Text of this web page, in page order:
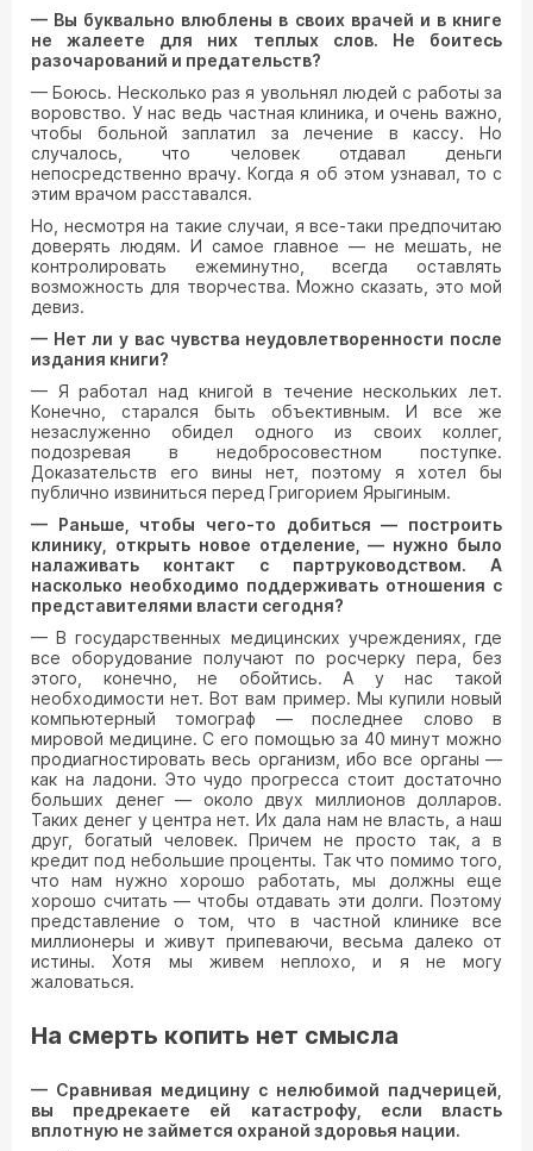
— Вы буквально влюблены в своих врачей и в книге
не жалеете для них теплых слов. Не боитесь
разочарований и предательств?
— Боюсь. Несколько раз я увольнял людей с работы за
воровство. У нас ведь частная клиника, и очень важно,
чтобы больной заплатил за лечение в кассу. Но
случалось, что человек отдавал деньги
непосредственно врачу. Когда я об этом узнавал, то с
этим врачом расставался.
Но, несмотря на такие случаи, я все-таки предпочитаю
доверять людям. И самое главное — не мешать, не
контролировать ежеминутно, всегда оставлять
возможность для творчества. Можно сказать, это мой
девиз.
— Нет ли у вас чувства неудовлетворенности после
издания книги?
— Я работал над книгой в течение нескольких лет.
Конечно, старался быть объективным. И все же
незаслуженно обидел одного из своих коллег,
подозревая в недобросовестном поступке.
Доказательств его вины нет, поэтому я хотел бы
публично извиниться перед Григорием Ярыгиным.
— Раньше, чтобы чего-то добиться — построить
клинику, открыть новое отделение, — нужно было
налаживать контакт с партруководством. А
насколько необходимо поддерживать отношения с
представителями власти сегодня?
— В государственных медицинских учреждениях, где
все оборудование получают по росчерку пера, без
этого, конечно, не обойтись. А у нас такой
необходимости нет. Вот вам пример. Мы купили новый
компьютерный томограф — последнее слово в
мировой медицине. С его помощью за 40 минут можно
продиагностировать весь организм, ибо все органы —
как на ладони. Это чудо прогресса стоит достаточно
больших денег — около двух миллионов долларов.
Таких денег у центра нет. Их дала нам не власть, а наш
друг, богатый человек. Причем не просто так, а в
кредит под небольшие проценты. Так что помимо того,
что нам нужно хорошо работать, мы должны еще
хорошо считать — чтобы отдавать эти долги. Поэтому
представление о том, что в частной клинике все
миллионеры и живут припеваючи, весьма далеко от
истины. Хотя мы живем неплохо, и я не могу
жаловаться.
На смерть копить нет смысла
— Сравнивая медицину с нелюбимой падчерицей,
вы предрекаете ей катастрофу, если власть
вплотную не займется охраной здоровья нации.